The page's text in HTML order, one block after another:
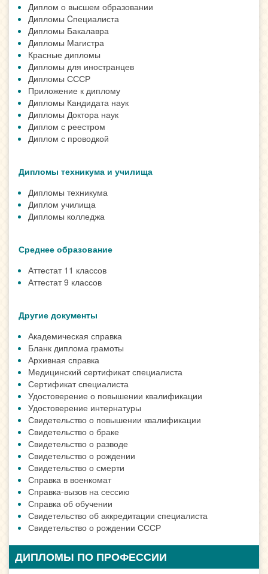
Диплом о высшем образовании
Дипломы Cпециалиста
Дипломы Бакалавра
Дипломы Магистра
Красные дипломы
Дипломы для иностранцев
Дипломы СССР
Приложение к диплому
Дипломы Кандидата наук
Дипломы Доктора наук
Диплом с реестром
Диплом с проводкой
Дипломы техникума и училища
Дипломы техникума
Диплом училища
Дипломы колледжа
Среднее образование
Аттестат 11 классов
Аттестат 9 классов
Другие документы
Академическая справка
Бланк диплома грамоты
Архивная справка
Медицинский сертификат специалиста
Сертификат специалиста
Удостоверение о повышении квалификации
Удостоверение интернатуры
Свидетельство о повышении квалификации
Свидетельство о браке
Свидетельство о разводе
Свидетельство о рождении
Свидетельство о смерти
Справка в военкомат
Справка-вызов на сессию
Справка об обучении
Свидетельство об аккредитации специалиста
Свидетельство о рождении СССР
ДИПЛОМЫ ПО ПРОФЕССИИ